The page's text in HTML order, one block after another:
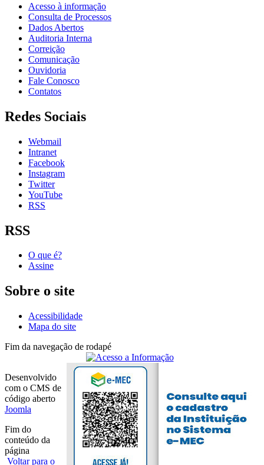
Acesso à informação
Consulta de Processos
Dados Abertos
Auditoria Interna
Correição
Comunicação
Ouvidoria
Fale Conosco
Contatos
Redes Sociais
Webmail
Intranet
Facebook
Instagram
Twitter
YouTube
RSS
RSS
O que é?
Assine
Sobre o site
Acessibilidade
Mapa do site
Fim da navegação de rodapé
Desenvolvido
com o CMS de
código aberto
Joomla
Fim do
conteúdo da
página
Voltar para o